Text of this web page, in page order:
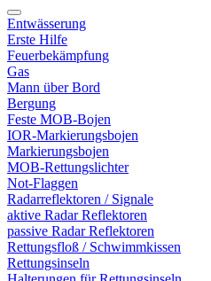
Entwässerung
Erste Hilfe
Feuerbekämpfung
Gas
Mann über Bord
Bergung
Feste MOB-Bojen
IOR-Markierungsbojen
Markierungsbojen
MOB-Rettungslichter
Not-Flaggen
Radarreflektoren / Signale
aktive Radar Reflektoren
passive Radar Reflektoren
Rettungsfloß / Schwimmkissen
Rettungsinseln